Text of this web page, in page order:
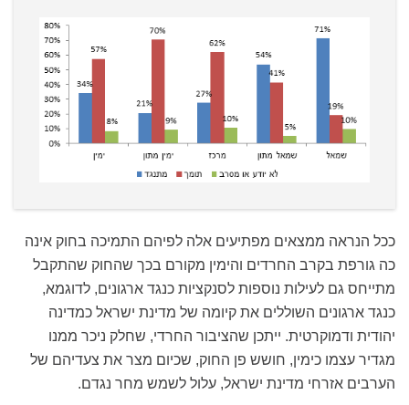
ככל הנראה ממצאים מפתיעים אלה לפיהם התמיכה בחוק אינה
כה גורפת בקרב החרדים והימין מקורם בכך שהחוק שהתקבל
מתייחס גם לעילות נוספות לסנקציות כנגד ארגונים, לדוגמא,
כנגד ארגונים השוללים את קיומה של מדינת ישראל כמדינה
יהודית ודמוקרטית. ייתכן שהציבור החרדי, שחלק ניכר ממנו
מגדיר עצמו כימין, חושש פן החוק, שכיום מצר את צעדיהם של
הערבים אזרחי מדינת ישראל, עלול לשמש מחר נגדם.